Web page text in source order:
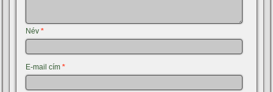
Név*
E-mail cím*